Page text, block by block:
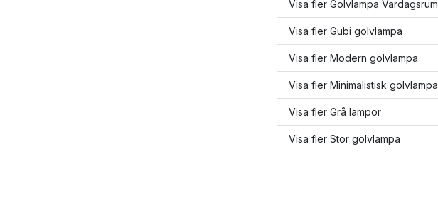
Visa fler Golvlampa Vardagsrum
Visa fler Gubi golvlampa
Visa fler Modern golvlampa
Visa fler Minimalistisk golvlampa
Visa fler Grå lampor
Visa fler Stor golvlampa